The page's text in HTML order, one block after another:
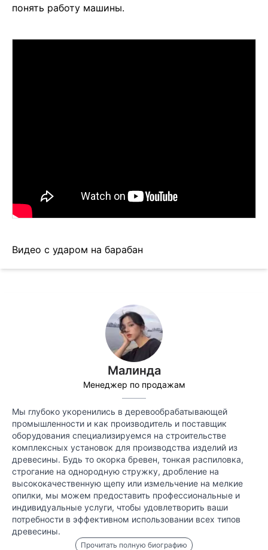
понять работу машины.
Видео с ударом на барабан
Малинда
Менеджер по продажам
Мы глубоко укоренились в деревообрабатывающей
промышленности и как производитель и поставщик
оборудования специализируемся на строительстве
комплексных установок для производства изделий из
древесины. Будь то окорка бревен, тонкая распиловка,
строгание на однородную стружку, дробление на
высококачественную щепу или измельчение на мелкие
опилки, мы можем предоставить профессиональные и
индивидуальные услуги, чтобы удовлетворить ваши
потребности в эффективном использовании всех типов
древесины.
Прочитать полную биографию